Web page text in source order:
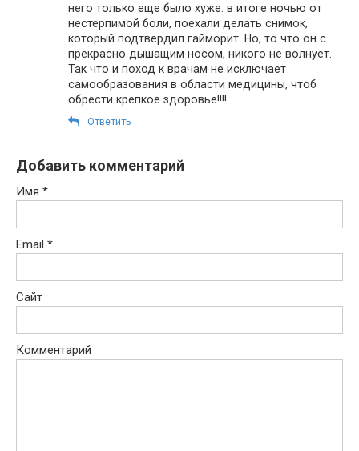
него только еще было хуже. в итоге ночью от
нестерпимой боли, поехали делать снимок,
который подтвердил гайморит. Но, то что он с
прекрасно дышащим носом, никого не волнует.
Так что и поход к врачам не исключает
самообразования в области медицины, чтоб
обрести крепкое здоровье!!!!
Ответить
Добавить комментарий
Имя *
Email *
Сайт
Комментарий